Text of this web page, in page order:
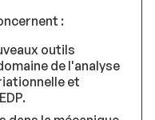
:
outils
de l'analyse
et